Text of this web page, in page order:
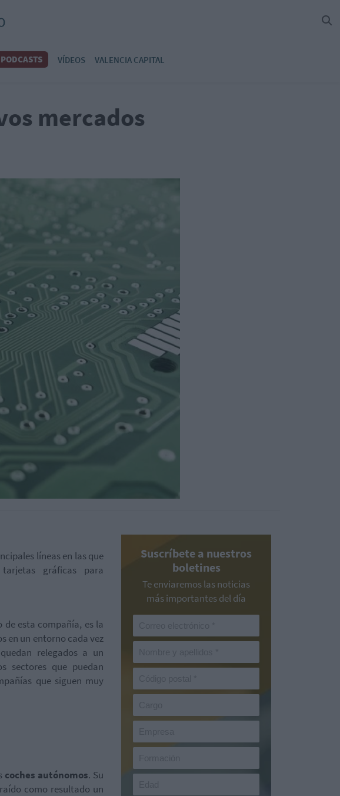
PODCASTS VÍDEOS VALENCIA CAPITAL
mercados
líneas en las que
gráficas para
esta compañía, es la
en un entorno cada vez
relegados a un
sectores que puedan
que siguen muy
coches autónomos. Su
como resultado un
Suscríbete a nuestros
boletines
Te enviaremos las noticias
más importantes del día